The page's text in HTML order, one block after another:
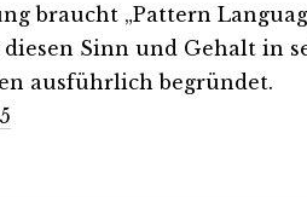
braucht „Pattern
Sinn und Gehalt in
ausführlich begründet.